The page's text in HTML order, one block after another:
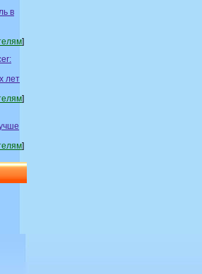
в
]
лет
]
]